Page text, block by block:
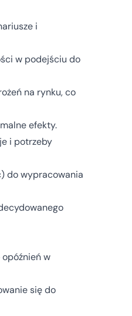
i
w podejściu do
na rynku, co
efekty.
i potrzeby
do wypracowania
w
się do